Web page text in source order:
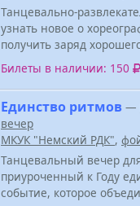
Танцевально-
узнать новое о
получить заряд
Билеты в наличии: 150
Единство ритмов —
вечер
МКУК "Немский РДК",
Танцевальный вечер
приуроченный к Году
событие, которое